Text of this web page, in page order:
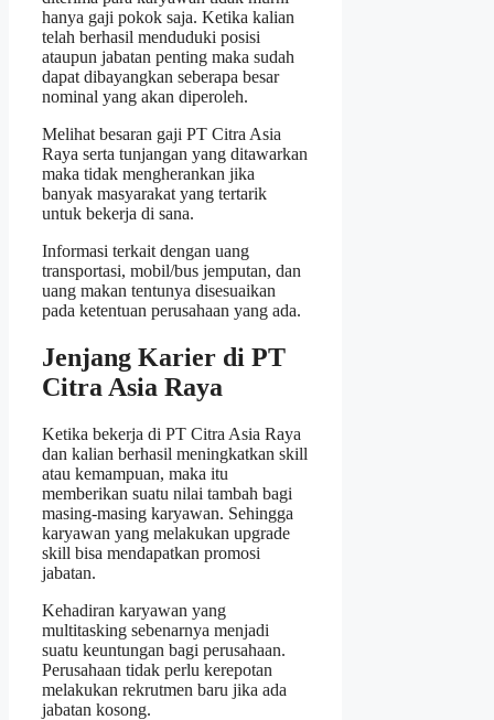
hanya gaji pokok saja. Ketika kalian
telah berhasil menduduki posisi
ataupun jabatan penting maka sudah
dapat dibayangkan seberapa besar
nominal yang akan diperoleh.
Melihat besaran gaji PT Citra Asia
Raya serta tunjangan yang ditawarkan
maka tidak mengherankan jika
banyak masyarakat yang tertarik
untuk bekerja di sana.
Informasi terkait dengan uang
transportasi, mobil/bus jemputan, dan
uang makan tentunya disesuaikan
pada ketentuan perusahaan yang ada.
Jenjang Karier di PT
Citra Asia Raya
Ketika bekerja di PT Citra Asia Raya
dan kalian berhasil meningkatkan skill
atau kemampuan, maka itu
memberikan suatu nilai tambah bagi
masing-masing karyawan. Sehingga
karyawan yang melakukan upgrade
skill bisa mendapatkan promosi
jabatan.
Kehadiran karyawan yang
multitasking sebenarnya menjadi
suatu keuntungan bagi perusahaan.
Perusahaan tidak perlu kerepotan
melakukan rekrutmen baru jika ada
jabatan kosong.